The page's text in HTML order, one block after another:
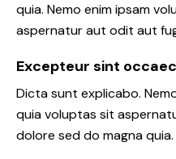
quia. Nemo enim ipsam
aspernatur aut odit aut
Excepteur sint
Dicta sunt explicabo.
quia voluptas sit
dolore sed do magna quia.